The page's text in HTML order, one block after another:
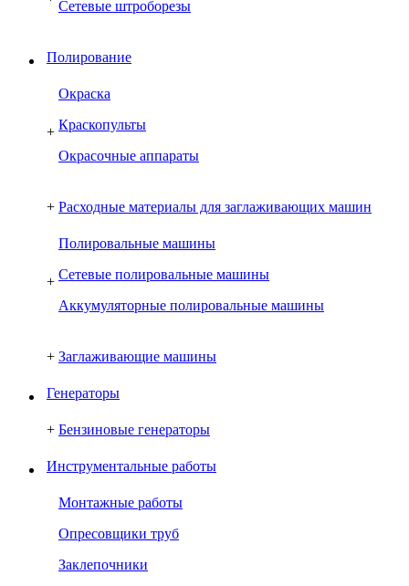
Сетевые штроборезы
Полирование
+
Окраска
Краскопульты
Окрасочные аппараты
+ Расходные материалы для заглаживающих машин
+
Полировальные машины
Сетевые полировальные машины
Аккумуляторные полировальные машины
+ Заглаживающие машины
Генераторы
+ Бензиновые генераторы
Инструментальные работы
Монтажные работы
Опресовщики труб
Заклепочники